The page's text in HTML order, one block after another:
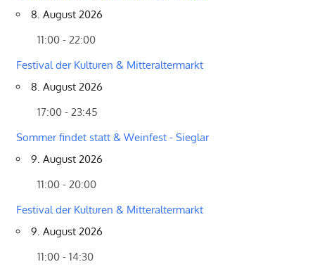
8. August 2026
11:00 - 22:00
Festival der Kulturen & Mitteraltermarkt
8. August 2026
17:00 - 23:45
Sommer findet statt & Weinfest - Sieglar
9. August 2026
11:00 - 20:00
Festival der Kulturen & Mitteraltermarkt
9. August 2026
11:00 - 14:30